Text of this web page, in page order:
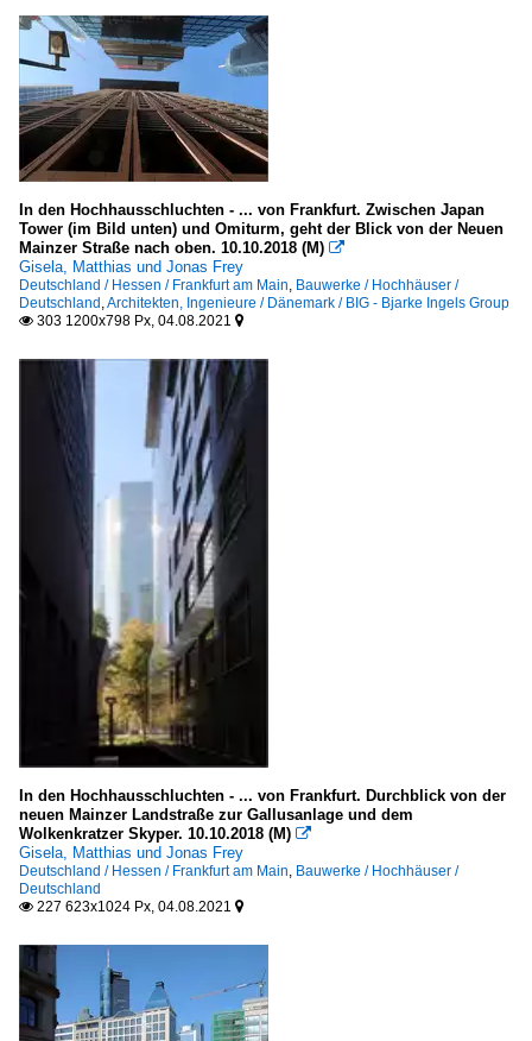
Schleswig-Holstein
Kiel
Kreis Pinneberg: Insel Helgoland
Kreis Rendsburg-Eckernförde
Frankreich
Grand Est
Reims
Straßburg (Strasbourg)
Ile-de-France
Nachtaufnahmen
Deutschland
Stimmungsbilder
Europa
Tristesse der Stadt
Deutschland
Europa
Israel, Palästina
Bezirk Jerusalem
Jerusalem
Westjordanland
In den Hochhausschluchten - ... von Frankfurt. Zwischen Japan
Tower (im Bild unten) und Omiturm, geht der Blick von der Neuen
Mainzer Straße nach oben. 10.10.2018 (M) 
Gisela, Matthias und Jonas Frey
Deutschland / Hessen / Frankfurt am Main, Bauwerke / Hochhäuser /
Deutschland,Architekten, Ingenieure / Dänemark / BIG - Bjarke Ingels Group
 303 1200x798 Px, 04.08.2021 
In den Hochhausschluchten - ... von Frankfurt. Durchblick von der
neuen Mainzer Landstraße zur Gallusanlage und dem
Wolkenkratzer Skyper. 10.10.2018 (M) 
Gisela, Matthias und Jonas Frey
Deutschland / Hessen / Frankfurt am Main, Bauwerke / Hochhäuser /
Deutschland
 227 623x1024 Px, 04.08.2021 